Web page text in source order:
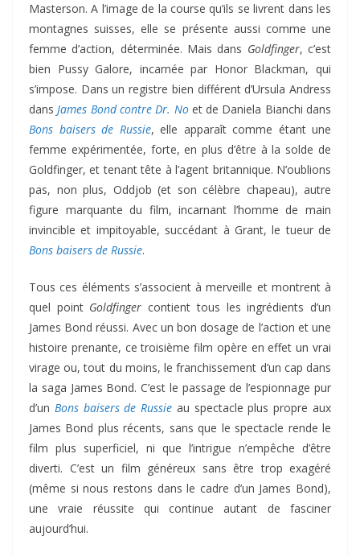
Masterson. A l’image de la course qu’ils se livrent dans les
montagnes suisses, elle se présente aussi comme une
femme d’action, déterminée. Mais dans Goldfinger, c’est
bien Pussy Galore, incarnée par Honor Blackman, qui
s’impose. Dans un registre bien différent d’Ursula Andress
dansJames Bond contre Dr. Noet de Daniela Bianchi dans
Bons baisers de Russie, elle apparaît comme étant une
femme expérimentée, forte, en plus d’être à la solde de
Goldfinger, et tenant tête à l’agent britannique. N’oublions
pas, non plus, Oddjob (et son célèbre chapeau), autre
figure marquante du film, incarnant l’homme de main
invincible et impitoyable, succédant à Grant, le tueur de
Bons baisers de Russie.
Tous ces éléments s’associent à merveille et montrent à
quel point Goldfinger contient tous les ingrédients d’un
James Bond réussi. Avec un bon dosage de l’action et une
histoire prenante, ce troisième film opère en effet un vrai
virage ou, tout du moins, le franchissement d’un cap dans
la saga James Bond. C’est le passage de l’espionnage pur
d’un Bons baisers de Russie au spectacle plus propre aux
James Bond plus récents, sans que le spectacle rende le
film plus superficiel, ni que l’intrigue n’empêche d’être
diverti. C’est un film généreux sans être trop exagéré
(même si nous restons dans le cadre d’un James Bond),
une vraie réussite qui continue autant de fasciner
aujourd’hui.